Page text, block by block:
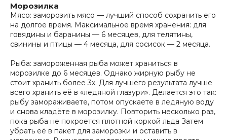
Морозилка
Мясо: заморозить мясо — лучший способ сохранить его
на долгое время. Максимальное время хранения: для
говядины и баранины — 6 месяцев, для телятины,
свинины и птицы — 4 месяца, для сосисок — 2 месяца.
Рыба: замороженная рыба может храниться в
морозилке до 6 месяцев. Однако жирную рыбу не
стоит хранить более 3х. Для лучшего результата лучше
всего хранить её в «ледяной глазури». Делается это так:
рыбу замораживаете, потом опускаете в ледяную воду
и снова кладёте в морозилку. Повторить несколько раз,
пока рыба не покроется плотной коркой льда Затем
убрать её в пакет для заморозки и оставить в